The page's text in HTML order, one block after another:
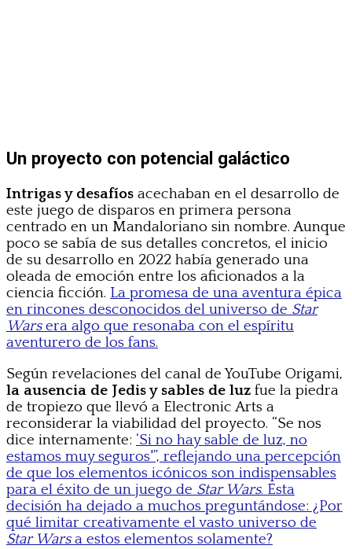
Un proyecto con potencial galáctico
Intrigas y desafíos acechaban en el desarrollo de
este juego de disparos en primera persona
centrado en un Mandaloriano sin nombre. Aunque
poco se sabía de sus detalles concretos, el inicio
de su desarrollo en 2022 había generado una
oleada de emoción entre los aficionados a la
ciencia ficción. La promesa de una aventura épica
en rincones desconocidos del universo de Star
Warsera algo que resonaba con el espíritu
aventurero de los fans.
Según revelaciones del canal de YouTube Origami,
la ausencia de Jedis y sables de luz fue la piedra
de tropiezo que llevó a Electronic Arts a
reconsiderar la viabilidad del proyecto. “Se nos
dice internamente: ‘Si no hay sable de luz, no
estamos muy seguros'”, reflejando una percepción
de que los elementos icónicos son indispensables
para el éxito de un juego de Star Wars. Esta
decisión ha dejado a muchos preguntándose: ¿Por
qué limitar creativamente el vasto universo de
Star Warsa estos elementos solamente?